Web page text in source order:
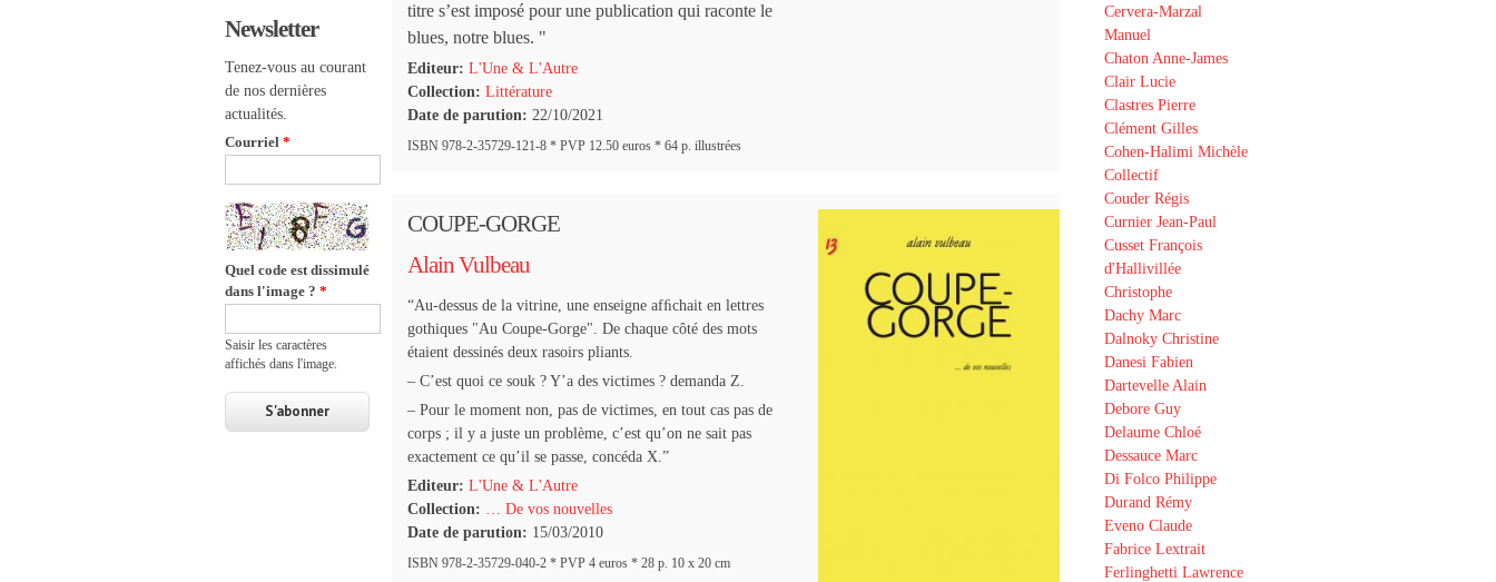
Newsletter
Tenez-vous au courant
de nos dernières
actualités.
Courriel *
Quel code est dissimulé
dans l'image ? *
Saisir les caractères
affichés dans l'image.
titre s’est imposé pour une publication qui raconte le
blues, notre blues. "
Editeur: L'Une & L'Autre
Collection: Littérature
Date de parution: 22/10/2021
ISBN 978-2-35729-121-8 * PVP 12.50 euros * 64 p. illustrées
COUPE-GORGE
Alain Vulbeau
“Au-dessus de la vitrine, une enseigne afﬁchait en lettres
gothiques "Au Coupe-Gorge". De chaque côté des mots
étaient dessinés deux rasoirs pliants.
– C’est quoi ce souk ? Y’a des victimes ? demanda Z.
– Pour le moment non, pas de victimes, en tout cas pas de
corps ; il y a juste un problème, c’est qu’on ne sait pas
exactement ce qu’il se passe, concéda X.”
Editeur: L'Une & L'Autre
Collection: … De vos nouvelles
Date de parution: 15/03/2010
ISBN 978-2-35729-040-2 * PVP 4 euros * 28 p. 10 x 20 cm
Cervera-Marzal
Manuel
Chaton Anne-James
Clair Lucie
Clastres Pierre
Clément Gilles
Cohen-Halimi Michèle
Collectif
Couder Régis
Curnier Jean-Paul
Cusset François
d'Hallivillée
Christophe
Dachy Marc
Dalnoky Christine
Danesi Fabien
Dartevelle Alain
Debore Guy
Delaume Chloé
Dessauce Marc
Di Folco Philippe
Durand Rémy
Eveno Claude
Fabrice Lextrait
Ferlinghetti Lawrence